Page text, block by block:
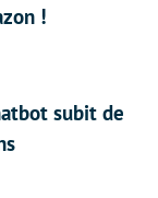
!
subit de